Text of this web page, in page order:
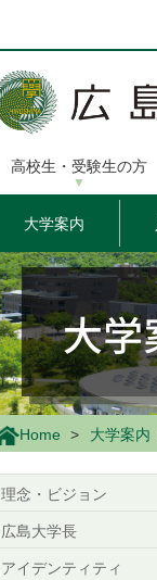
高校生・受験生の方
大学案内
Home 大学案内
理念・ビジョン
広島大学長
アイデンティティ